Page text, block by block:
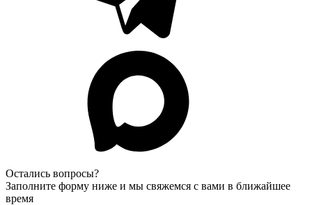
Остались вопросы?
Заполните форму ниже и мы свяжемся с вами в ближайшее
время